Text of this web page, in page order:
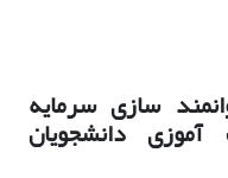
سازی سرمایه
آموزی دانشجویان